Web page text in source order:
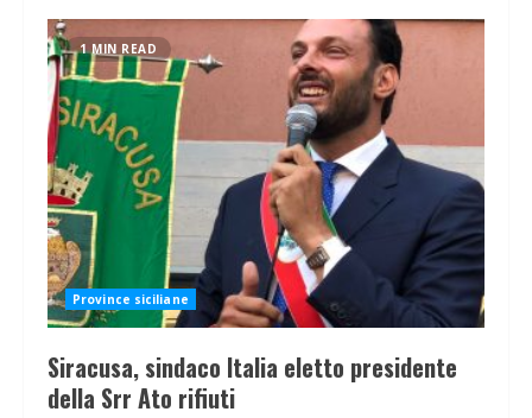
1 MIN READ
Province siciliane
Siracusa, sindaco Italia eletto presidente
della Srr Ato rifiuti